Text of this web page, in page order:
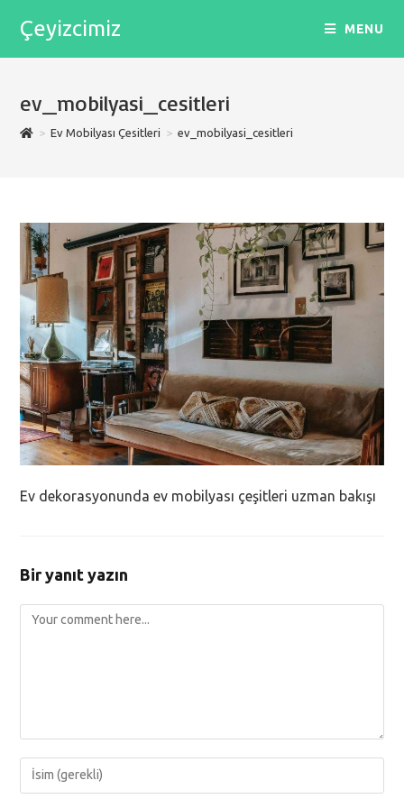
content
Çeyizcimiz MENU
ev_mobilyasi_cesitleri
> Ev Mobilyası Çesitleri > ev_mobilyasi_cesitleri
Ev dekorasyonunda ev mobilyası çeşitleri uzman bakışı
Bir yanıt yazın
Comment
Enter
your